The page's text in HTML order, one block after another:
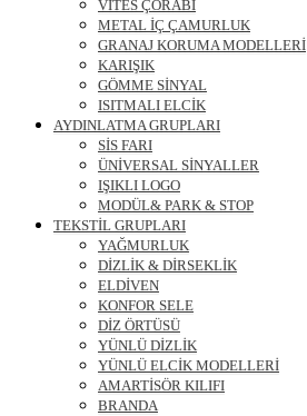
VİTES ÇORABI
METAL İÇ ÇAMURLUK
GRANAJ KORUMA MODELLERİ
KARIŞIK
GÖMME SİNYAL
ISITMALI ELCİK
AYDINLATMA GRUPLARI
SİS FARI
ÜNİVERSAL SİNYALLER
IŞIKLI LOGO
MODÜL& PARK & STOP
TEKSTİL GRUPLARI
YAĞMURLUK
DİZLİK & DİRSEKLİK
ELDİVEN
KONFOR SELE
DİZ ÖRTÜSÜ
YÜNLÜ DİZLİK
YÜNLÜ ELCİK MODELLERİ
AMARTİSÖR KILIFI
BRANDA